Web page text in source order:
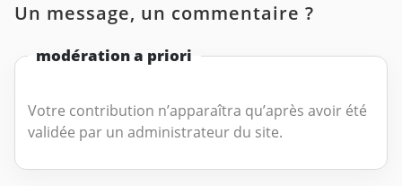
Un message, un commentaire ?
modération a priori
Votre contribution n’apparaîtra qu’après avoir été
validée par un administrateur du site.